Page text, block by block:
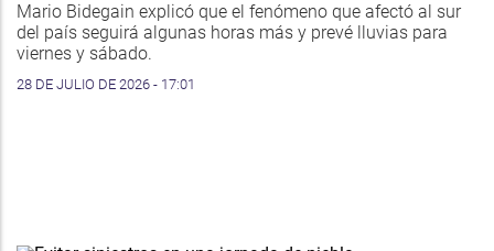
Mario Bidegain explicó que el fenómeno que afectó al sur
del país seguirá algunas horas más y prevé lluvias para
viernes y sábado.
28 DE JULIO DE 2026 - 17:01